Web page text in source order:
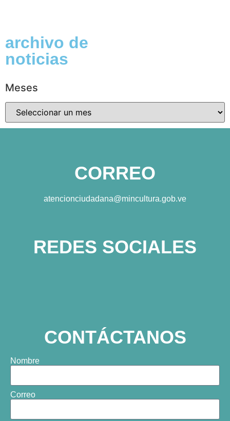
archivo de
noticias
Meses
CORREO
atencionciudadana@mincultura.gob.ve
REDES SOCIALES
CONTÁCTANOS
Nombre
Correo